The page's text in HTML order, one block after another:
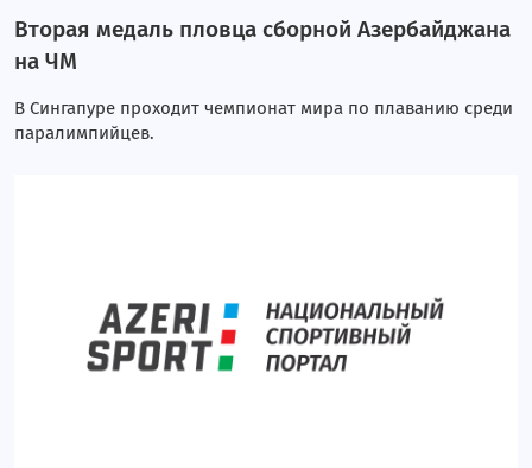
Вторая медаль пловца сборной Азербайджана
на ЧМ
В Сингапуре проходит чемпионат мира по плаванию среди
паралимпийцев.